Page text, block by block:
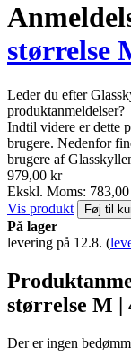
størrelse
Leder du efter
produktanmeldelser?
Indtil videre er dette
brugere. Nedenfor
brugere af
979,00 kr
Ekskl. Moms:
Vis produkt
Føj til
På lager
levering på 12.8. (
størrelse M |
Der er ingen